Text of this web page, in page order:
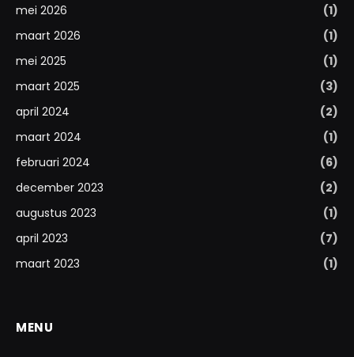
mei 2026
(1)
maart 2026
(1)
mei 2025
(1)
maart 2025
(3)
april 2024
(2)
maart 2024
(1)
februari 2024
(6)
december 2023
(2)
augustus 2023
(1)
april 2023
(7)
maart 2023
(1)
MENU